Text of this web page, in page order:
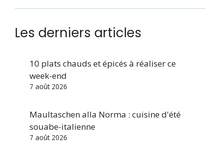
Les derniers articles
10 plats chauds et épicés à réaliser ce
week-end
7 août 2026
Maultaschen alla Norma : cuisine d'été
souabe-italienne
7 août 2026